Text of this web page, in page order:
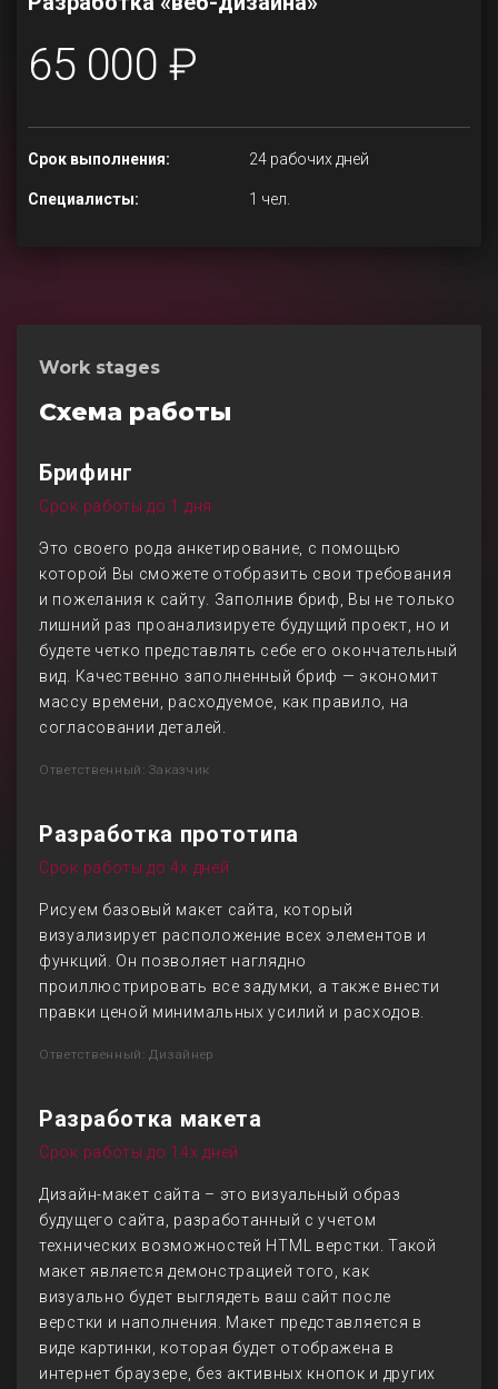
65 000 ₽
Срок выполнения: 24 рабочих дней
Специалисты: 1 чел.
Work stages
Схема работы
Брифинг
Срок работы до 1 дня
Это своего рода анкетирование, с помощью
которой Вы сможете отобразить свои требования
и пожелания к сайту. Заполнив бриф, Вы не только
лишний раз проанализируете будущий проект, но и
будете четко представлять себе его окончательный
вид. Качественно заполненный бриф — экономит
массу времени, расходуемое, как правило, на
согласовании деталей.
Ответственный: Заказчик
Разработка прототипа
Срок работы до 4х дней
Рисуем базовый макет сайта, который
визуализирует расположение всех элементов и
функций. Он позволяет наглядно
проиллюстрировать все задумки, а также внести
правки ценой минимальных усилий и расходов.
Ответственный: Дизайнер
Разработка макета
Срок работы до 14х дней
Дизайн-макет сайта – это визуальный образ
будущего сайта, разработанный с учетом
технических возможностей HTML верстки. Такой
макет является демонстрацией того, как
визуально будет выглядеть ваш сайт после
верстки и наполнения. Макет представляется в
виде картинки, которая будет отображена в
интернет браузере, без активных кнопок и других